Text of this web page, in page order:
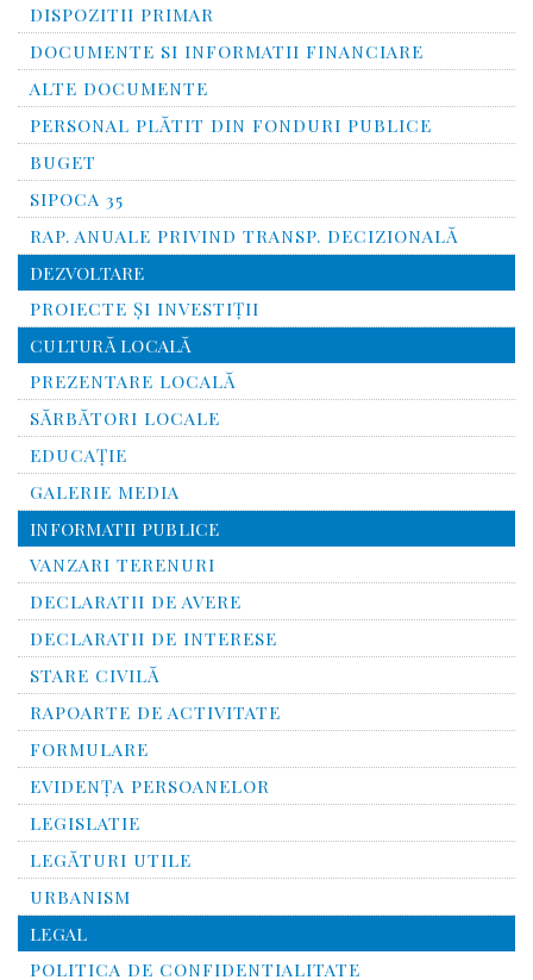
DISPOZITII PRIMAR
DOCUMENTE SI INFORMATII FINANCIARE
ALTE DOCUMENTE
PERSONAL PLĂTIT DIN FONDURI PUBLICE
BUGET
SIPOCA 35
RAP. ANUALE PRIVIND TRANSP. DECIZIONALĂ
DEZVOLTARE
PROIECTE ȘI INVESTIȚII
CULTURĂ LOCALĂ
PREZENTARE LOCALĂ
SĂRBĂTORI LOCALE
EDUCAȚIE
GALERIE MEDIA
INFORMATII PUBLICE
VANZARI TERENURI
DECLARATII DE AVERE
DECLARATII DE INTERESE
STARE CIVILĂ
RAPOARTE DE ACTIVITATE
FORMULARE
EVIDENȚA PERSOANELOR
LEGISLATIE
LEGĂTURI UTILE
URBANISM
LEGAL
POLITICA DE CONFIDENTIALITATE